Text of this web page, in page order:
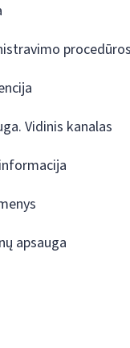
procedūros
Vidinis kanalas
apsauga